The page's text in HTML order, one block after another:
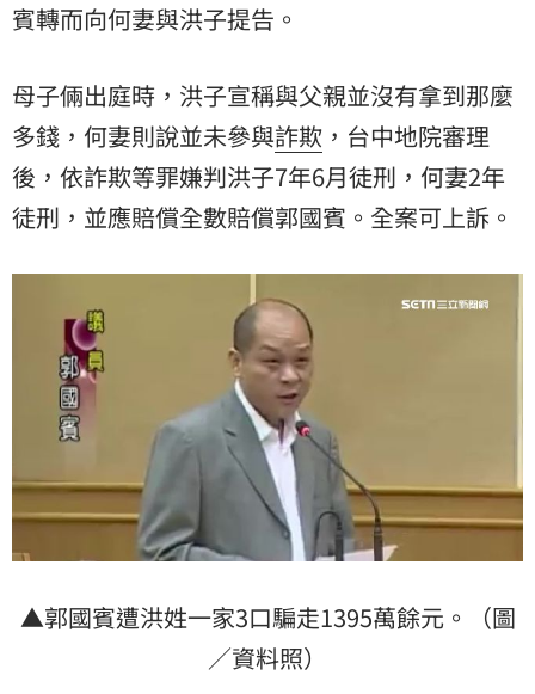
賓轉而向何妻與洪子提告。
母子倆出庭時，洪子宣稱與父親並沒有拿到那麼
多錢，何妻則說並未參與詐欺 ，台中地院審理
後，依詐欺等罪嫌判洪子7年6月徒刑，何妻2年
徒刑，並應賠償全數賠償郭國賓。全案可上訴。
▲郭國賓遭洪姓一家3口騙走1395萬餘元。（圖
／資料照）